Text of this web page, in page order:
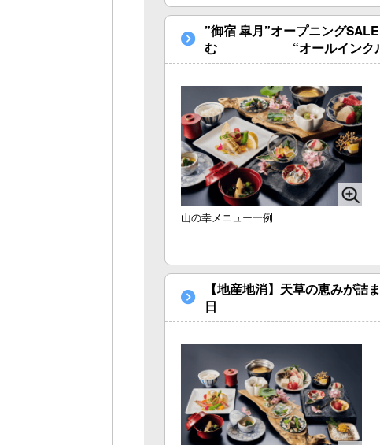
”御宿 皐月”オープニング
む “オールインクルー
山の幸メニュー一例
【地産地消】天草の恵みが
日